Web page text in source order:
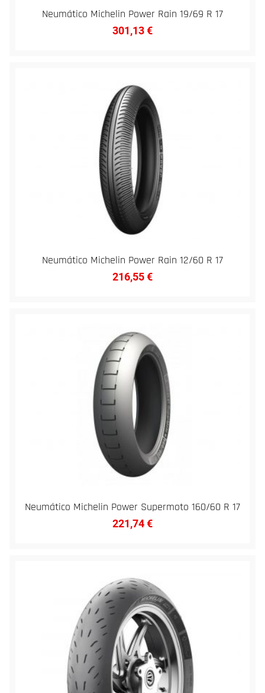
Neumático Michelin Power Rain 19/69 R 17
301,13€
Neumático Michelin Power Rain 12/60 R 17
216,55€
Neumático Michelin Power Supermoto 160/60 R 17
221,74€